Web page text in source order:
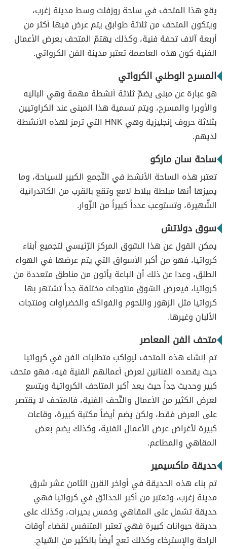
يقع هذا المتحف في ساحة روزفلت وسط مدينة زغرب،
ويتكون المتحف من ثلاثة طوابق يتم عرض فيها أكثر من
أربعة آلاف تحفة فنية، وكذلك يهتمّ المتحف بعرض الأعمال
الفنية كون هذه العاصمة تعتبر مدينة الفن الكرواتي.
المسرح الوطني الكرواتي
هو عبارة عن مبنى يضمّ ثلاثة أنشطة مهمة وهي الباليه
والأوبرا والمسرح، ويتم تسمية هذا المبنى عند الكراوتيين
بثلاثة حروف إنجليزية وهي HNK التي ترمز لهذه الأنشطة
لديهم.
ساحة سان ماركو
تعتبر هذه الساحة الأنشط في التّجمع الكبير للسياحة، وما
يميزها أنها مبلطة ببلاط لامع وتقع بالقرب من الكاتدرائية
الشّهيرة، وتستوعب عدداً كبيراً من الزّوار.
سوق دولاتش
يمكن القول عن هذا السّوق المركز الرّئيسي لتجميع أبناء
كرواتيا، فهو من أكبر الأسواق التي يتم عرضها في الهواء
الطلق، وعدا عن ذلك أن الباعة يأتون من مناطق متعددة من
كرواتيا، فيعرض السّوق منتوجات مختلفة جداً تشتهر بها
كرواتيا مثل الزهور واللحوم والفواكه والخضراوات ومنتجات
الألبان وغيرها.
متحف الفن المعاصر
تم إنشاء هذه المتحف ليواكب متطلبات الفن في كرواتيا
حيث يقصده الفنانين لعرض أعمالهم الفنية فيه، فهو متحف
كبير وحديث جداً حيث يعد أكبر المتاحف الكرواتية ويتسع
لعرض الكثير من الأعمال والتّحف الفنية، فالمتحف لا يقتصر
على العرض فقط، ولكن يضم أيضاً مكتبة كبيرة، وقاعات
كبيرة لأغراض عرض الأعمال الفنية، وكذلك يضم بعض
المقاهي والمطاعم.
حديقة ماكسيمير
تم بناء هذه الحديقة في أواخر القرن الثامن عشر شرق
مدينة زغرب، وتعتبر من أكبر الحدائق في كرواتيا فهي
حديقة تشمل على المقاهي وخمس بحيرات، وكذلك على
حديقة حيوانات كبيرة فهي تعتبر المتنفس لقضاء أوقات
الراحة والإسترخاء وكذلك تعج أيضاً بالكثير من السّياح.